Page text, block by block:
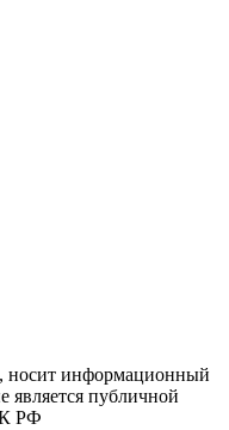
носит информационный
является публичной
РФ